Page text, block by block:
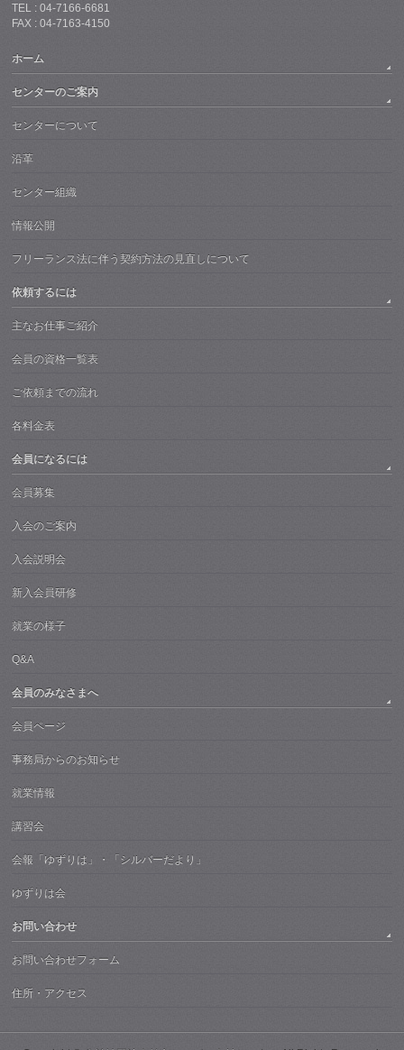
TEL : 04-7166-6681
FAX : 04-7163-4150
ホーム
センターのご案内
センターについて
沿革
センター組織
情報公開
フリーランス法に伴う契約方法の見直しについて
依頼するには
主なお仕事ご紹介
会員の資格一覧表
ご依頼までの流れ
各料金表
会員になるには
会員募集
入会のご案内
入会説明会
新入会員研修
就業の様子
Q&A
会員のみなさまへ
会員ページ
事務局からのお知らせ
就業情報
講習会
会報「ゆずりは」・「シルバーだより」
ゆずりは会
お問い合わせ
お問い合わせフォーム
住所・アクセス